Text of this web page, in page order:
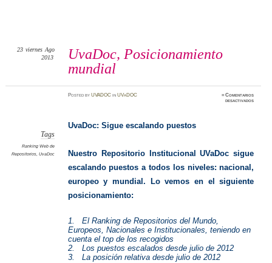
UvaDoc, Posicionamiento
mundial
23 viernes Ago
2013
PostedbyUVADOC inUVaDOC ≈Comentarios
desactivadosen
Tags
Ranking Web de
Repositorios, UvaDoc
UvaDoc: Sigue escalando puestos
Nuestro Repositorio Institucional UVaDoc sigue
escalando puestos a todos los niveles: nacional,
europeo y mundial. Lo vemos en el siguiente
posicionamiento:
1. El Ranking de Repositorios del Mundo,
Europeos, Nacionales e Institucionales, teniendo en
cuenta el top de los recogidos
2. Los puestos escalados desde julio de 2012
3. La posición relativa desde julio de 2012